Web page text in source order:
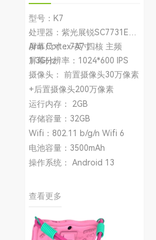
型号：K7
处理器：紫光展锐SC7731E
Arm Cortex-A7 四核 主频
1.3GHz
屏幕尺寸：7英寸
屏幕分辨率：1024*600 IPS
摄像头： 前置摄像头30万像素
+后置摄像头200万像素
运行内存： 2GB
存储容量：32GB
Wifi：802.11 b/g/n Wifi 6
电池容量：3500mAh
操作系统： Android 13
查看更多